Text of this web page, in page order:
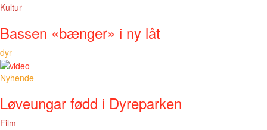
Kultur
Bassen «bænger» i ny låt
dyr
Nyhende
Løveungar fødd i Dyreparken
Film